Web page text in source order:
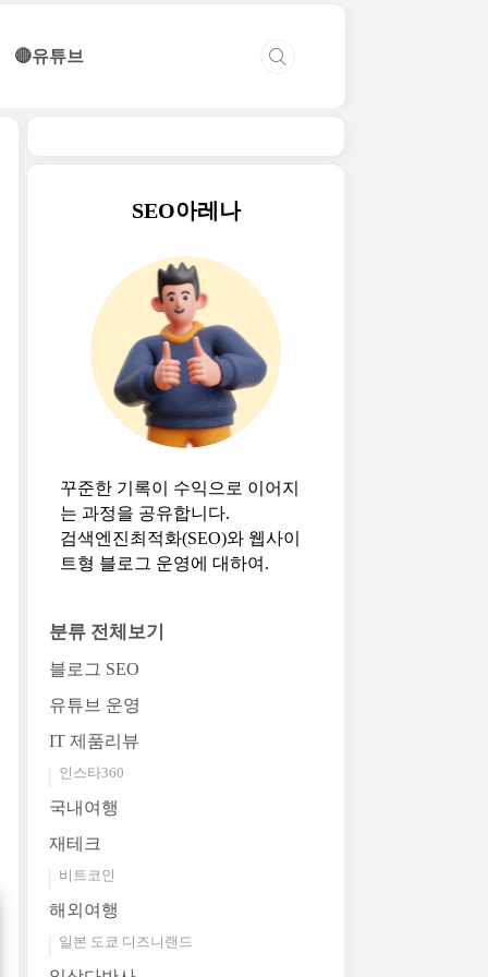
🔴유튜브
SEO아레나
꾸준한 기록이 수익으로 이어지
는 과정을 공유합니다.
검색엔진최적화(SEO)와 웹사이
트형 블로그 운영에 대하여.
분류 전체보기
블로그 SEO
유튜브 운영
IT 제품리뷰
인스타360
국내여행
재테크
비트코인
해외여행
일본 도쿄 디즈니랜드